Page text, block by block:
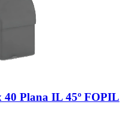
40 Plana IL 45º FOPIL